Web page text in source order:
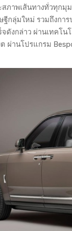
ภาพเส้นทางทั่วทุกมุ
ฐีกลุ่มใหม่ รวมถึงกา
จดังกล่าว ผ่านเทคโ
ผ่านโปรแกรม